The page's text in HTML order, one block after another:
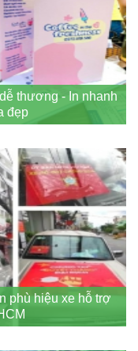
thương - In nhanh
đẹp
phù hiệu xe hỗ trợ